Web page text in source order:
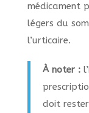
médicament
légers du
l’urticaire.
À noter :
doit